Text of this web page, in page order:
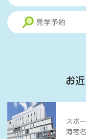
見学予約
お
スポ
海老